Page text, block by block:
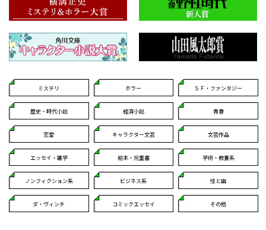
ミステリ ホラー ＳＦ・ファンタジー
歴史・時代小説 経済小説 青春
恋愛 キャラクター文芸 文芸作品
エッセイ・雑学 絵本・児童書 学術・教養系
ノンフィクション系 ビジネス系 怪と幽
ダ・ヴィンチ コミックエッセイ その他